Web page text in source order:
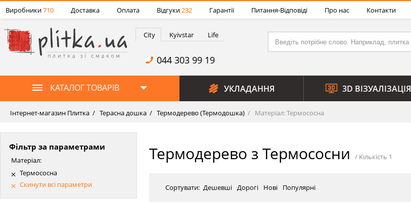
Виробники710 Доставка Оплата Відгуки232 Гарантії Питання-Відповіді Про нас Контакти
City Kyivstar Life
044 303 99 19
КАТАЛОГ ТОВАРІВ УКЛАДАННЯ 3D ВІЗУАЛІЗАЦІЯ
Інтернет-магазин Плитка Терасна дошка Термодерево (Термодошка) Матеріал: Термососна
Фільтр за параметрами
Матеріал:
Термососна
Скинути всі параметри
Термодерево з Термососни
Сортувати: Дешевші Дорогі Нові Популярні